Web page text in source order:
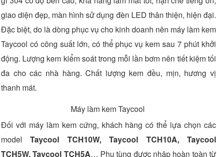
giao diện đẹp, màn hình sử dụng đèn LED thân thiện, hiện đại.
Đặc biệt, do là dòng phục vụ cho kinh doanh nên máy làm kem
Taycool có công suất lớn, có thể phục vụ kem sau 7 phút khởi
động. Lượng kem kiểm soát trong mỗi lần bơm nên tiết kiệm tối
đa cho các nhà hàng. Chất lượng kem đều, mịn, hương vị
thanh mát.
Máy làm kem Taycool
Đối với máy làm kem cứng, khách hàng có thể lựa chọn các
modelTaycool TCH10W, Taycool TCH10A, Taycool
TCH5W, Taycool TCH5A… Phụ tùng được nhập hoàn toàn từ